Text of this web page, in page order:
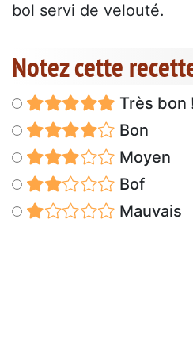
bol servi de velouté.
Notez cette
Très bon
Bon
Moyen
Bof
Mauvais